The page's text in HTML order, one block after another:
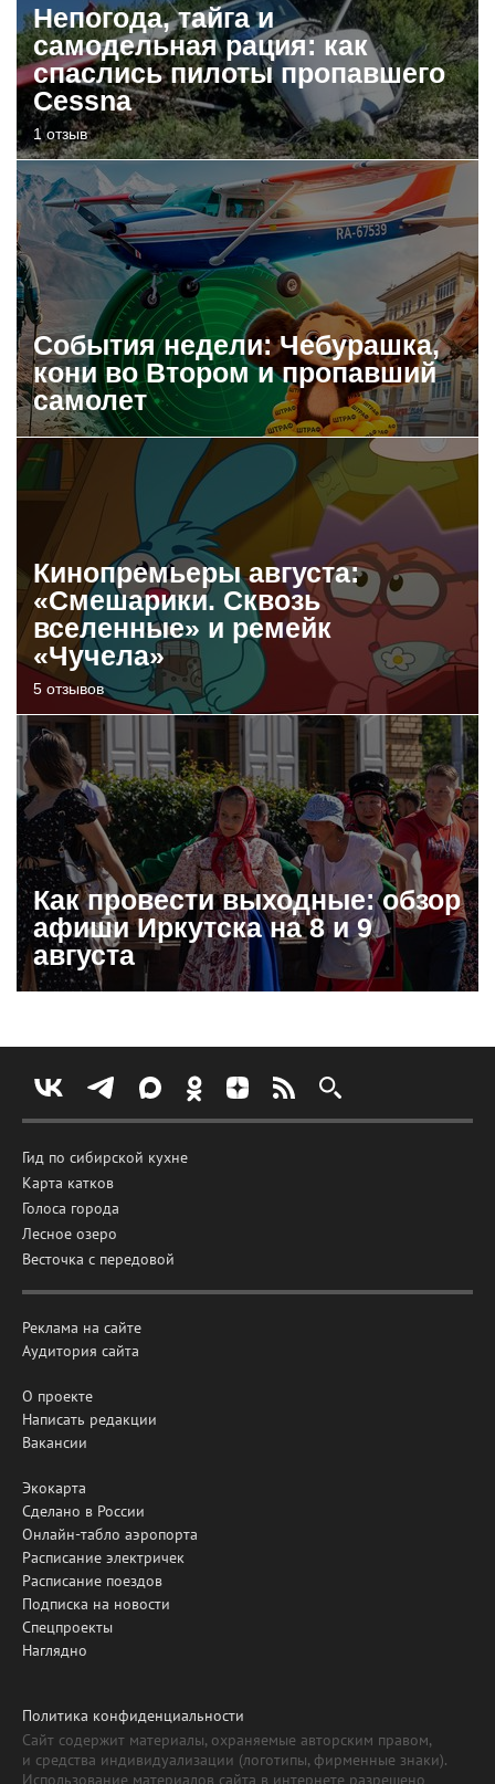
Непогода, тайга и
самодельная рация: как
спаслись пилоты пропавшего
Cessna
1 отзыв
События недели: Чебурашка,
кони во Втором и пропавший
самолет
Кинопремьеры августа:
«Смешарики. Сквозь
вселенные» и ремейк
«Чучела»
5 отзывов
Как провести выходные: обзор
афиши Иркутска на 8 и 9
августа
Гид по сибирской кухне
Карта катков
Голоса города
Лесное озеро
Весточка с передовой
Реклама на сайте
Аудитория сайта
О проекте
Написать редакции
Вакансии
Экокарта
Сделано в России
Онлайн-табло аэропорта
Расписание электричек
Расписание поездов
Подписка на новости
Спецпроекты
Наглядно
Политика конфиденциальности
Сайт содержит материалы, охраняемые авторским правом,
и средства индивидуализации (логотипы, фирменные знаки).
Использование материалов сайта в интернете разрешено